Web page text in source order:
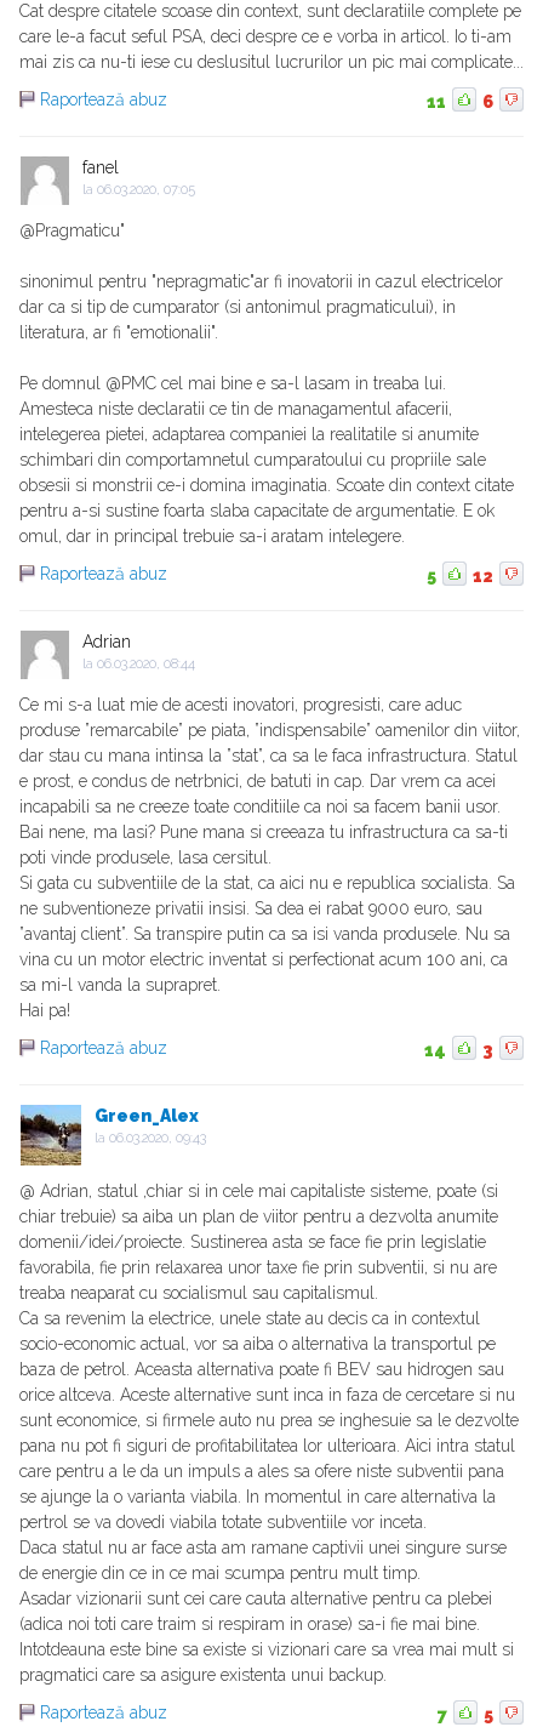
Cat despre citatele scoase din context, sunt declaratiile complete pe
care le-a facut seful PSA, deci despre ce e vorba in articol. Io ti-am
mai zis ca nu-ti iese cu deslusitul lucrurilor un pic mai complicate...
Raportează abuz
11 6
fanel
la 06.03.2020, 07:05
@Pragmaticu"
sinonimul pentru "nepragmatic"ar fi inovatorii in cazul electricelor
dar ca si tip de cumparator (si antonimul pragmaticului), in
literatura, ar fi "emotionalii".
Pe domnul @PMC cel mai bine e sa-l lasam in treaba lui.
Amesteca niste declaratii ce tin de managamentul afacerii,
intelegerea pietei, adaptarea companiei la realitatile si anumite
schimbari din comportamnetul cumparatoului cu propriile sale
obsesii si monstrii ce-i domina imaginatia. Scoate din context citate
pentru a-si sustine foarta slaba capacitate de argumentatie. E ok
omul, dar in principal trebuie sa-i aratam intelegere.
Raportează abuz
5 12
Adrian
la 06.03.2020, 08:44
Ce mi s-a luat mie de acesti inovatori, progresisti, care aduc
produse ”remarcabile” pe piata, ”indispensabile” oamenilor din viitor,
dar stau cu mana intinsa la ”stat”, ca sa le faca infrastructura. Statul
e prost, e condus de netrbnici, de batuti in cap. Dar vrem ca acei
incapabili sa ne creeze toate conditiile ca noi sa facem banii usor.
Bai nene, ma lasi? Pune mana si creeaza tu infrastructura ca sa-ti
poti vinde produsele, lasa cersitul.
Si gata cu subventiile de la stat, ca aici nu e republica socialista. Sa
ne subventioneze privatii insisi. Sa dea ei rabat 9000 euro, sau
”avantaj client”. Sa transpire putin ca sa isi vanda produsele. Nu sa
vina cu un motor electric inventat si perfectionat acum 100 ani, ca
sa mi-l vanda la suprapret.
Hai pa!
Raportează abuz
14 3
Green_Alex
la 06.03.2020, 09:43
@ Adrian, statul ,chiar si in cele mai capitaliste sisteme, poate (si
chiar trebuie) sa aiba un plan de viitor pentru a dezvolta anumite
domenii/idei/proiecte. Sustinerea asta se face fie prin legislatie
favorabila, fie prin relaxarea unor taxe fie prin subventii, si nu are
treaba neaparat cu socialismul sau capitalismul.
Ca sa revenim la electrice, unele state au decis ca in contextul
socio-economic actual, vor sa aiba o alternativa la transportul pe
baza de petrol. Aceasta alternativa poate fi BEV sau hidrogen sau
orice altceva. Aceste alternative sunt inca in faza de cercetare si nu
sunt economice, si firmele auto nu prea se inghesuie sa le dezvolte
pana nu pot fi siguri de profitabilitatea lor ulterioara. Aici intra statul
care pentru a le da un impuls a ales sa ofere niste subventii pana
se ajunge la o varianta viabila. In momentul in care alternativa la
pertrol se va dovedi viabila totate subventiile vor inceta.
Daca statul nu ar face asta am ramane captivii unei singure surse
de energie din ce in ce mai scumpa pentru mult timp.
Asadar vizionarii sunt cei care cauta alternative pentru ca plebei
(adica noi toti care traim si respiram in orase) sa-i fie mai bine.
Intotdeauna este bine sa existe si vizionari care sa vrea mai mult si
pragmatici care sa asigure existenta unui backup.
Raportează abuz
7 5